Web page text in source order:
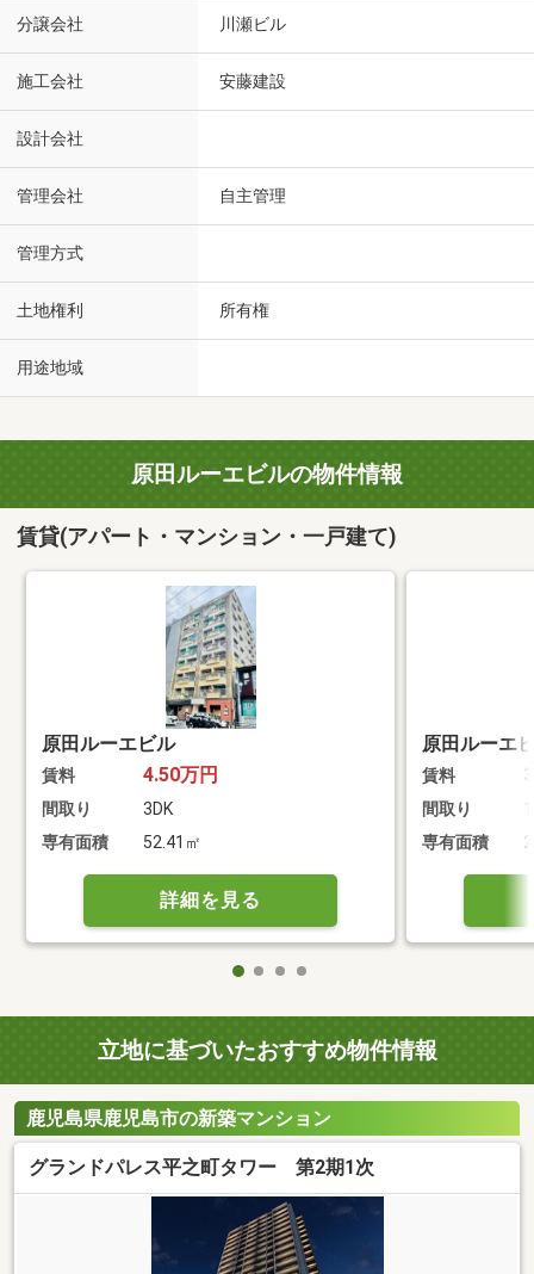
分譲会社 川瀬ビル
施工会社 安藤建設
設計会社
管理会社 自主管理
管理方式
土地権利 所有権
用途地域
原田ルーエビルの物件情報
賃貸(アパート・マンション・一戸建て)
原田ルーエビル
賃料 4.50万円
間取り
3DK
専有面積
52.41㎡
詳細を見る
原田ルーエ
賃料
間取り
専有面積
立地に基づいたおすすめ物件情報
鹿児島県鹿児島市の新築マンション
グランドパレス平之町タワー 第2期1次